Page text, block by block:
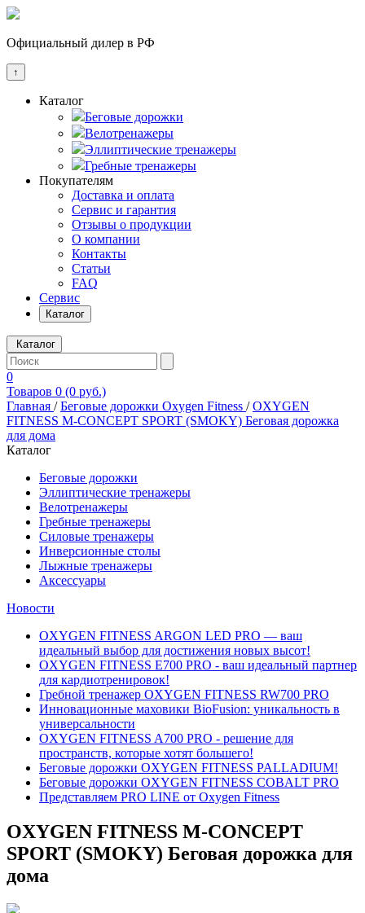
Официальный дилер в РФ
↑
Каталог
Беговые дорожки
Велотренажеры
Эллиптические тренажеры
Гребные тренажеры
Покупателям
Доставка и оплата
Сервис и гарантия
Отзывы о продукции
О компании
Контакты
Статьи
FAQ
Сервис
Каталог
Каталог
0
Товаров 0 (0 руб.)
Главная /Беговые дорожки Oxygen Fitness /OXYGEN
FITNESS M-CONCEPT SPORT (SMOKY) Беговая дорожка
для дома
Каталог
Беговые дорожки
Эллиптические тренажеры
Велотренажеры
Гребные тренажеры
Силовые тренажеры
Инверсионные столы
Лыжные тренажеры
Аксессуары
Новости
OXYGEN FITNESS ARGON LED PRO — ваш
идеальный выбор для достижения новых высот!
OXYGEN FITNESS E700 PRO - ваш идеальный партнер
для кардиотренировок!
Гребной тренажер OXYGEN FITNESS RW700 PRO
Инновационные маховики BioFusion: уникальность в
универсальности
OXYGEN FITNESS A700 PRO - решение для
пространств, которые хотят большего!
Беговые дорожки OXYGEN FITNESS PALLADIUM!
Беговые дорожки OXYGEN FITNESS COBALT PRO
Представляем PRO LINE от Oxygen Fitness
OXYGEN FITNESS M-CONCEPT
SPORT (SMOKY) Беговая дорожка для
дома